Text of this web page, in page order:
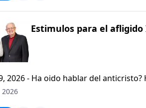
Estimulos para el
2026 - Ha oido hablar del
refiere la Biblia cuando usa la palabra
2026